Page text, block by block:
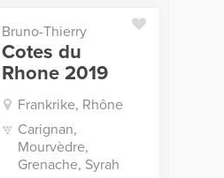
Bruno-Thierry
Cotes du
Rhone 2019
Frankrike, Rhône
Carignan,
Mourvèdre,
Grenache, Syrah